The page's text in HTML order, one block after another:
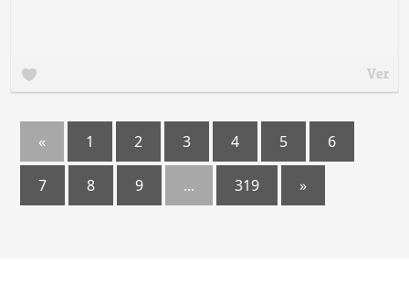
Ver
« 1 2 3 4 5 6
7 8 9 ... 319 »